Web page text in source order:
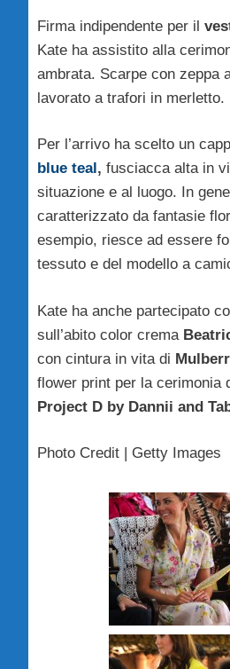
Firma indipendente per il
Kate ha assistito alla
ambrata. Scarpe con zeppa
lavorato a trafori in merletto.
Per l’arrivo ha scelto un
blue teal , fusciacca alta in
situazione e al luogo. In
caratterizzato da fantasie
esempio, riesce ad essere
tessuto e del modello a
Kate ha anche partecipato
sull’abito color crema
con cintura in vita di
flower print per la cerimonia
Project D by Dannii and
Photo Credit | Getty Images